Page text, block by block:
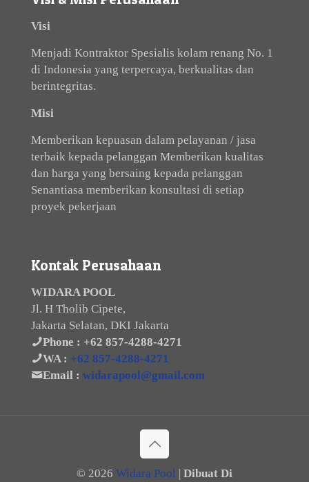
Visi
Menjadi Kontraktor Spesialis kolam renang No. 1
di Indonesia yang terpercaya, berkualitas dan
berintegritas.
Misi
Memberikan kepuasan dalam pelayanan / jasa
terbaik kepada pelanggan Memberikan kualitas
dan harga yang bersaing kepada pelanggan
Senantiasa memberikan konsultasi di setiap
proyek pekerjaan
Kontak Perusahaan
WIDARA POOL
Jl. H Tholib Cipete,
Jakarta Selatan, DKI Jakarta
Phone : +62 857-4288-4271
WA : +62 857-4288-4271
Email : widarapool@gmail.com
© 2026 Widara Pool Dibuat Di